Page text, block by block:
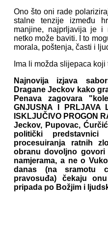
Ono što oni rade
stalne tenzije između
manjine, najprljavija je i
netko može baviti. I to
morala, poštenja, časti i
Ima li možda slijepaca
Najnovija izjava
Dragane Jeckov kako
Penava zagovara
GNJUSNA I PRLJAVA
ISKLJUČIVO PROGON
Jeckov, Pupovac,
politički
procesuiranja ratnih
obranu dovoljno
namjerama, a ne o
danas (na sramotu
pravosuđa) čekaju
pripada po Božjim i